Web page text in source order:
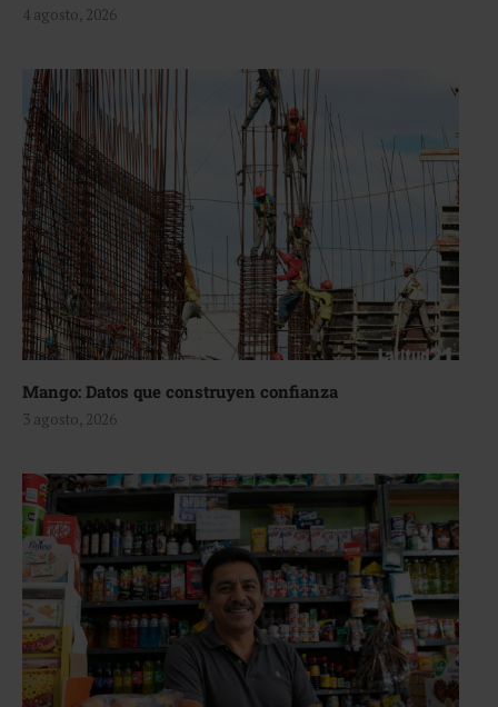
4 agosto, 2026
Mango: Datos que construyen confianza
3 agosto, 2026